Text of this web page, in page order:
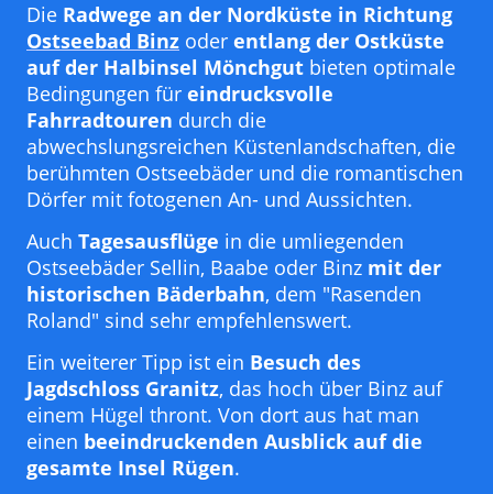
Die Radwege an der Nordküste in Richtung
Ostseebad Binz oder entlang der Ostküste
auf der Halbinsel Mönchgut bieten optimale
Bedingungen für eindrucksvolle
Fahrradtouren durch die
abwechslungsreichen Küstenlandschaften, die
berühmten Ostseebäder und die romantischen
Dörfer mit fotogenen An- und Aussichten.
Auch Tagesausflüge in die umliegenden
Ostseebäder Sellin, Baabe oder Binz mit der
historischen Bäderbahn, dem "Rasenden
Roland" sind sehr empfehlenswert.
Ein weiterer Tipp ist ein Besuch des
Jagdschloss Granitz, das hoch über Binz auf
einem Hügel thront. Von dort aus hat man
einen beeindruckenden Ausblick auf die
gesamte Insel Rügen.